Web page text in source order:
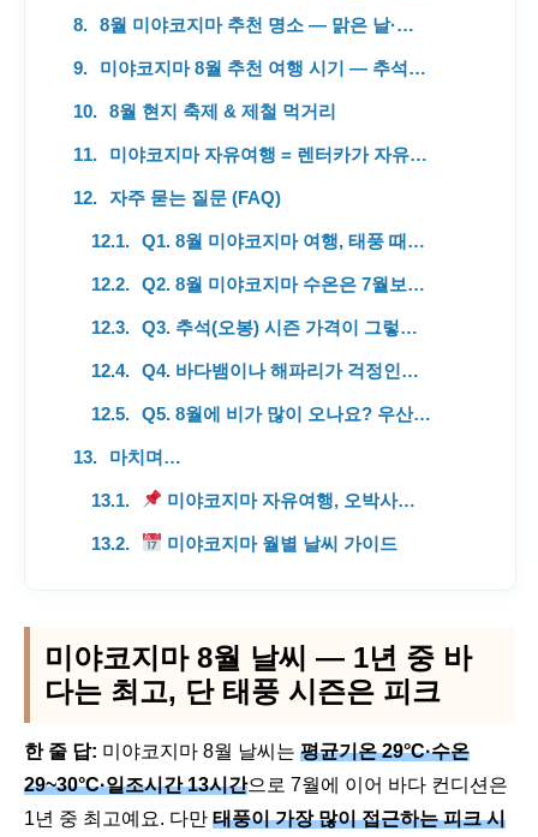
8월 미야코지마 추천 명소 — 맑은 날·흐린 날별 3곳
미야코지마 8월 추천 여행 시기 — 추석(오봉) 시즌 주의사항 & 비용
8월 현지 축제 & 제철 먹거리
미야코지마 자유여행 = 렌터카가 자유도 최고
자주 묻는 질문 (FAQ)
Q1. 8월 미야코지마 여행, 태풍 때문에 위험하지 않나요?
Q2. 8월 미야코지마 수온은 7월보다 더 따뜻한가요?
Q3. 추석(오봉) 시즌 가격이 그렇게 비싸나요? 언제 피하면 되나요?
Q4. 바다뱀이나 해파리가 걱정인데 안전한가요?
Q5. 8월에 비가 많이 오나요? 우산·우비 챙겨야 하나요?
마치며…
미야코지마 자유여행, 오박사투어가 든든하게 도와드립니다
미야코지마 월별 날씨 가이드
미야코지마 8월 날씨 — 1년 중 바
다는 최고, 단 태풍 시즌은 피크
한 줄 답: 미야코지마 8월 날씨는 평균기온 29°C·수온
29~30°C·일조시간 13시간으로 7월에 이어 바다 컨디션은
1년 중 최고예요. 다만 태풍이 가장 많이 접근하는 피크 시